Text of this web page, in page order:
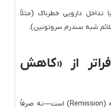
تداخل دارویی خطرناک (مثلاً
شبه سندرم سروتونین).
از «کاهش
هدف درمان افسردگی «بهبودی» (Remission) است—نه صرفاً